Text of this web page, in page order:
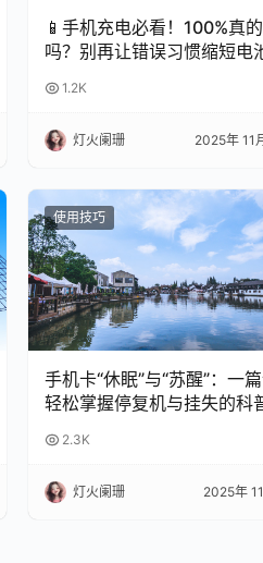
📱手机充电必看！100%真
吗？别再让错误习惯缩短电
1.2K
灯火阑珊 2025年 11
使用技巧
手机卡“休眠”与“苏醒”：一
轻松掌握停复机与挂失的科
2.3K
灯火阑珊 2025年